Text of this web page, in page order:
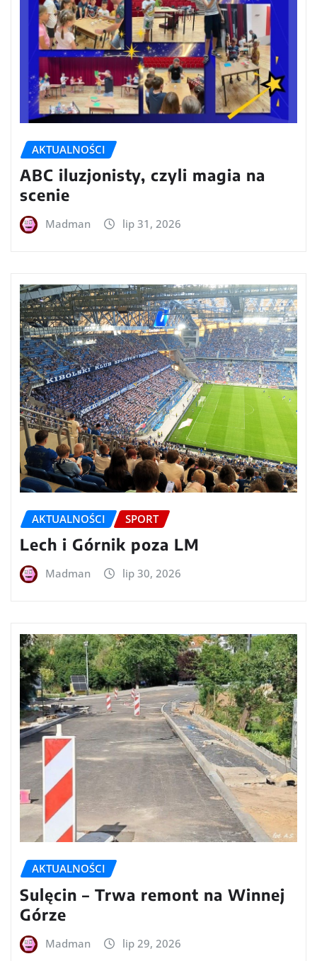
AKTUALNOŚCI
ABC iluzjonisty, czyli magia na
scenie
Madman lip 31, 2026
AKTUALNOŚCI SPORT
Lech i Górnik poza LM
Madman lip 30, 2026
AKTUALNOŚCI
Sulęcin – Trwa remont na Winnej
Górze
Madman lip 29, 2026